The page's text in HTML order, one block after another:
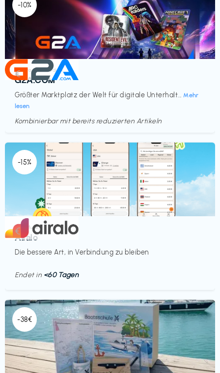
-10%
Elektronik & Medien
G2A.COM
Größter Marktplatz der Welt für digitale Unterhalt... Mehr
lesen
€‎
Kombinierbar mit bereits reduzierten Artikeln
-15%
Mobilfunk
Airalo
Die bessere Art, in Verbindung zu bleiben
€‎
Endet in <60 Tagen
-38€